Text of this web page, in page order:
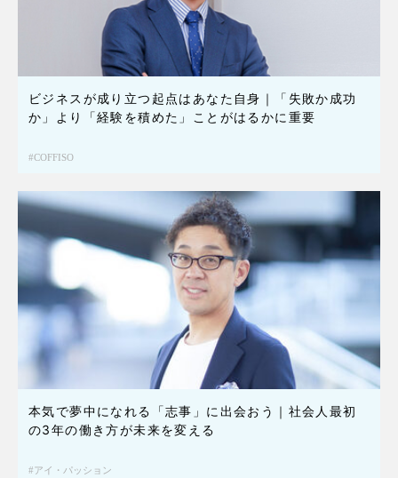
ビジネスが成り立つ起点はあなた自身｜「失敗か成功
か」より「経験を積めた」ことがはるかに重要
COFFISO
本気で夢中になれる「志事」に出会おう｜社会人最初
の3年の働き方が未来を変える
アイ・パッション